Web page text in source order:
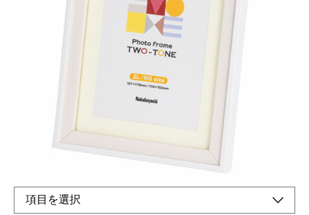
2種類の木目柄を合わせたツートンカラーのフォト
+ 税
便利なマット台紙付。
2種類のサイズに対応できます
オンラインショップ